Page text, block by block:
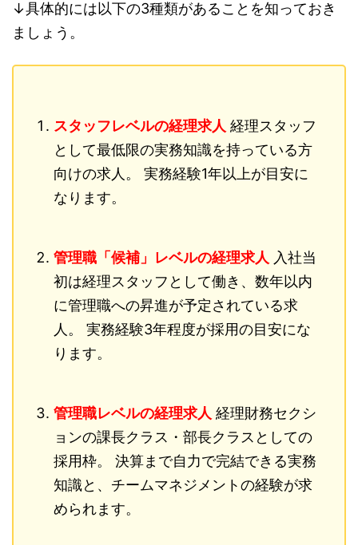
↓具体的には以下の3種類があることを知っておき
ましょう。
スタッフレベルの経理求人 経理スタッフ
として最低限の実務知識を持っている方
向けの求人。 実務経験1年以上が目安に
なります。
管理職「候補」レベルの経理求人 入社当
初は経理スタッフとして働き、数年以内
に管理職への昇進が予定されている求
人。 実務経験3年程度が採用の目安にな
ります。
管理職レベルの経理求人 経理財務セクシ
ョンの課長クラス・部長クラスとしての
採用枠。 決算まで自力で完結できる実務
知識と、チームマネジメントの経験が求
められます。